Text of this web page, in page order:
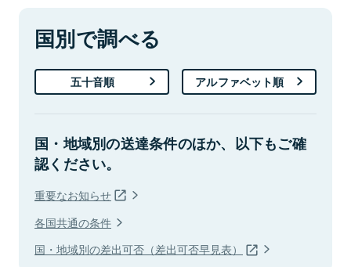
国別で調べる
五十音順 アルファベット順
国・地域別の送達条件のほか、以下もご確
認ください。
重要なお知らせ
各国共通の条件
国・地域別の差出可否（差出可否早見表）